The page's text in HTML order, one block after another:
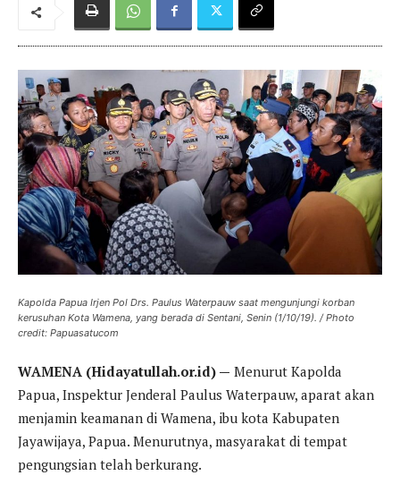
Kapolda Papua Irjen Pol Drs. Paulus Waterpauw saat mengunjungi korban
kerusuhan Kota Wamena, yang berada di Sentani, Senin (1/10/19). / Photo
credit: Papuasatucom
WAMENA (Hidayatullah.or.id) — Menurut Kapolda
Papua, Inspektur Jenderal Paulus Waterpauw, aparat akan
menjamin keamanan di Wamena, ibu kota Kabupaten
Jayawijaya, Papua. Menurutnya, masyarakat di tempat
pengungsian telah berkurang.